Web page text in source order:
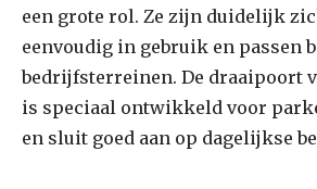
een grote rol. Ze zijn duidelijk
eenvoudig in gebruik en passen
bedrijfsterreinen. De draaipoort
is speciaal ontwikkeld voor
en sluit goed aan op dagelijkse